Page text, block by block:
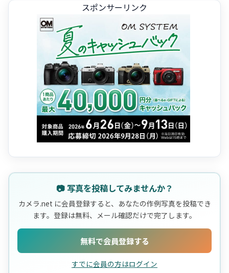
スポンサーリンク
📷 写真を投稿してみませんか？
カメラ.net に会員登録すると、あなたの作例写真を投稿でき
ます。登録は無料、メール確認だけで完了します。
無料で会員登録する
すでに会員の方はログイン